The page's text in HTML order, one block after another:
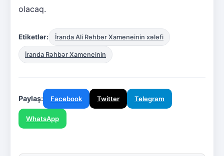
olacaq.
Etiketlər: İranda Ali Rəhbər Xameneinin xələfi
İranda Rəhbər Xameneinin
Paylaş: Facebook Twitter Telegram
WhatsApp